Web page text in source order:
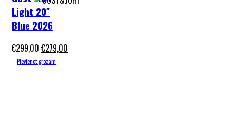
Light 20″
Blue 2026
€299,00€279,00
Pievienot grozam